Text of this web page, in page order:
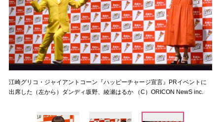
江崎グリコ・ジャイアントコーン『ハッピーチャージ宣言』PRイベントに
出席した（左から）ダンディ坂野、綾瀬はるか （C）ORICON NewS inc.